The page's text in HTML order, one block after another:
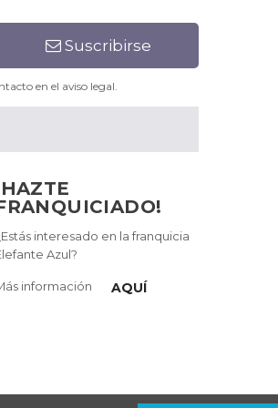
Suscribirse
en el aviso legal.
interesado en la franquicia
Azul?
información AQUÍ